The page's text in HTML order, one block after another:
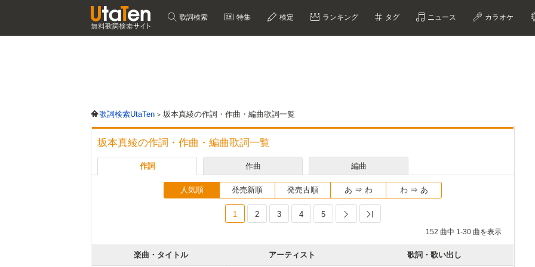
歌詞検索 特集 検定 ランキング タグ ニュース カラオケ
歌詞検索UtaTen 坂本真綾の作詞・作曲・編曲歌詞一覧
坂本真綾の作詞・作曲・編曲歌詞一覧
作詞 作曲 編曲
人気順 発売新順 発売古順 あ ⇒ わ わ ⇒ あ
1 2 3 4 5 Next
152 曲中 1-30 曲を表示
楽曲・タイトル アーティスト 歌詞・歌い出し